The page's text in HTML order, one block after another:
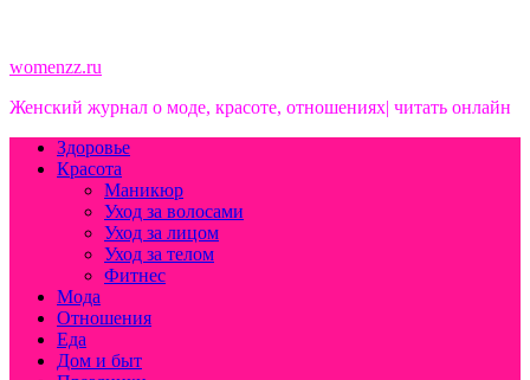
womenzz.ru
Женский журнал о моде, красоте, отношениях| читать онлайн
Здоровье
Красота
Маникюр
Уход за волосами
Уход за лицом
Уход за телом
Фитнес
Мода
Отношения
Еда
Дом и быт